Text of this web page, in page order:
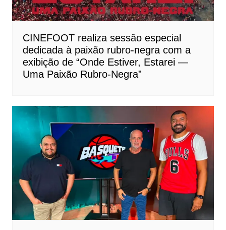
CINEFOOT realiza sessão especial
dedicada à paixão rubro-negra com a
exibição de “Onde Estiver, Estarei —
Uma Paixão Rubro-Negra”